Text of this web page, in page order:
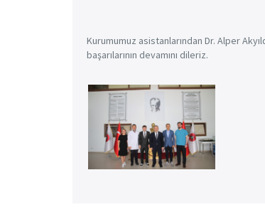
Kurumumuz asistanlarından Dr. Alper
başarılarının devamını dileriz.